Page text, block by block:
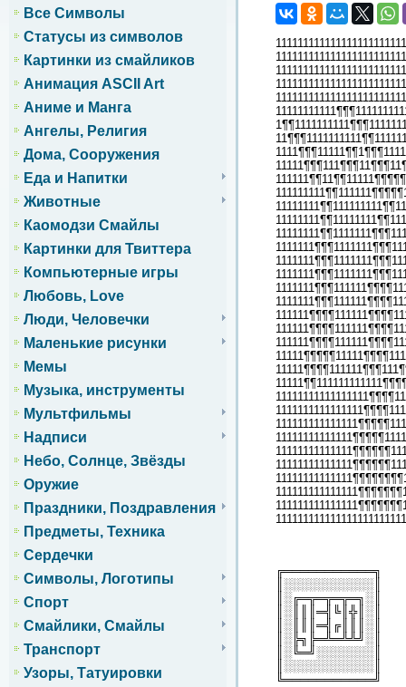
Все Символы
Статусы из символов
Картинки из смайликов
Анимация ASCII Art
Аниме и Манга
Ангелы, Религия
Дома, Сооружения
Еда и Напитки
Животные
Каомодзи Смайлы
Картинки для Твиттера
Компьютерные игры
Любовь, Love
Люди, Человечки
Маленькие рисунки
Мемы
Музыка, инструменты
Мультфильмы
Надписи
Небо, Солнце, Звёзды
Оружие
Праздники, Поздравления
Предметы, Техника
Сердечки
Символы, Логотипы
Спорт
Смайлики, Смайлы
Транспорт
Узоры, Татуировки
╔═══════════╗
║░░░░░░░░░░░║
║░╔═╦═╦═╦═╗░║
║░║║║═╣╚║╬║░║
║░║║║═╣╔║║║░║
║░╠╗╠═╩═╩╩╝░║
║░╚═╝░░░░░░░║
║░░░░░░░░░░░║
╚═══════════╝